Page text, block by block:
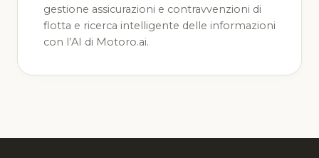
gestione assicurazioni e contravvenzioni di
flotta e ricerca intelligente delle informazioni
con l’AI di Motoro.ai.